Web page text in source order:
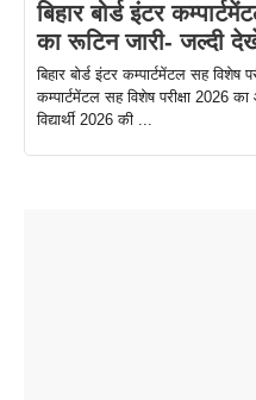
बिहार बोर्ड इंटर
का रूटिन जारी- जल्दी
बिहार बोर्ड इंटर कम्पार्टमेंटल सह विशेष
कम्पार्टमेंटल सह विशेष परीक्षा 2026
विद्यार्थी 2026 की ...